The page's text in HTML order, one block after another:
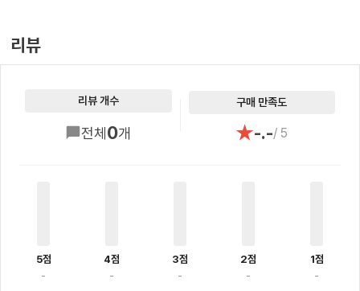
리뷰
리뷰 개수
전체0개
구매 만족도
★-.-/ 5
5점
-
4점
-
3점
-
2점
-
1점
-